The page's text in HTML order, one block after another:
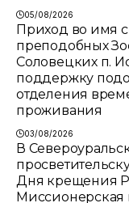
05/08/2026
Приход во имя
преподобных
Соловецких п.
поддержку
отделения
проживания
03/08/2026
В
Дня крещения
Миссионерская